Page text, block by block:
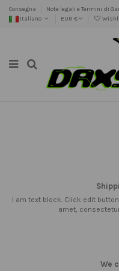
Consegna Note legali e Termini di
Italiano
EUR €
I am text block. Click edit
amet,
We